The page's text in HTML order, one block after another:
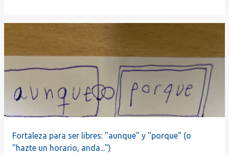
Fortaleza para ser libres: "aunque" y "porque" (o
"hazte un horario, anda...")